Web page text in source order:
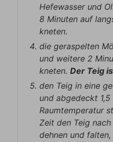
Hefewasser und
8 Minuten auf
kneten.
die geraspelten
und weitere 2
kneten.Der Teig
den Teig in eine
und abgedeckt
Raumtemperatur
Zeit den Teig
dehnen und